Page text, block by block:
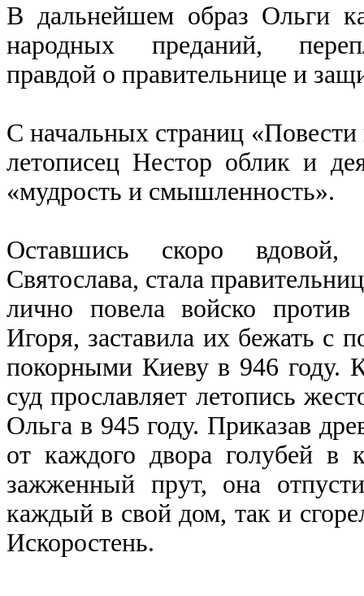
В дальнейшем образ Ольги
народных преданий,
правдой о правительнице и
С начальных страниц «Повести
летописец Нестор облик и
«мудрость и смышленность».
Оставшись скоро
Святослава, стала
лично повела войско
Игоря, заставила их бежать с
покорными Киеву в 946 году.
суд прославляет летопись
Ольга в 945 году. Приказав
от каждого двора голубей в
зажженный прут, она
каждый в свой дом, так и
Искоростень.